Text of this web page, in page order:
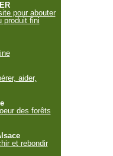
pour abouter
produit fini
aider,
des forêts
et rebondir